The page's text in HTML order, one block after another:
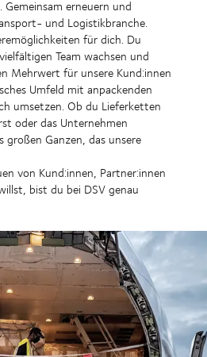
erneuern und
und Logistikbranche.
für dich. Du
Team wachsen und
Mehrwert für unsere Kund:innen
Umfeld mit anpackenden
umsetzen. Ob du Lieferketten
oder das Unternehmen
Ganzen, das unsere
von Kund:innen, Partner:innen
bist du bei DSV genau